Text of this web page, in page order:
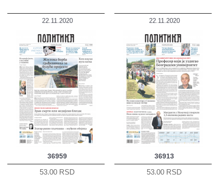
22.11.2020
36959
53.00 RSD
22.11.2020
36913
53.00 RSD